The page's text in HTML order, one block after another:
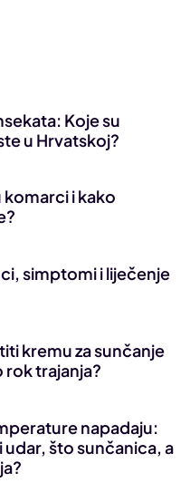
Koje su
u Hrvatskoj?
komarci i kako
simptomi i liječenje
kremu za sunčanje
rok trajanja?
napadaju:
što sunčanica, a